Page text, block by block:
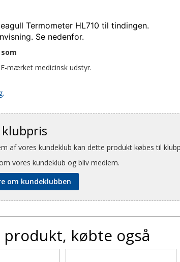
Termometer HL710 til tindingen.
Se nedenfor.
mærket medicinsk udstyr.
af vores kundeklub kan dette produkt købes til
vores kundeklub og bliv medlem.
om kundeklubben
købte også